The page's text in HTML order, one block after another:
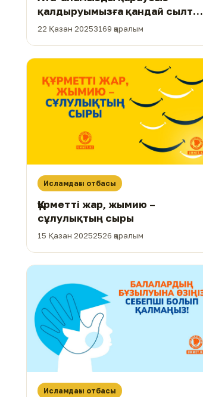
қалдыруымызға қандай сылтау
бар?
22 Қазан 20253169 қаралым
Исламдағы отбасы
Құрметті жар, жымию –
сұлулықтың сыры
15 Қазан 20252526 қаралым
Исламдағы отбасы